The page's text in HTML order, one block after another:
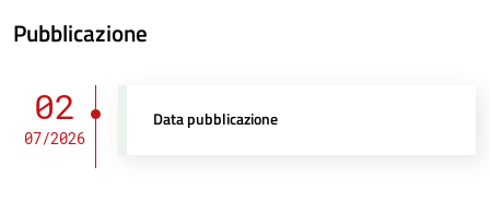
Pubblicazione
02
07/2026
Data pubblicazione